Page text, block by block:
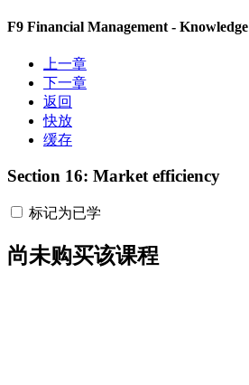
F9 Financial Management - Knowledge
上一章
下一章
返回
快放
缓存
Section 16: Market efficiency
标记为已学
尚未购买该课程